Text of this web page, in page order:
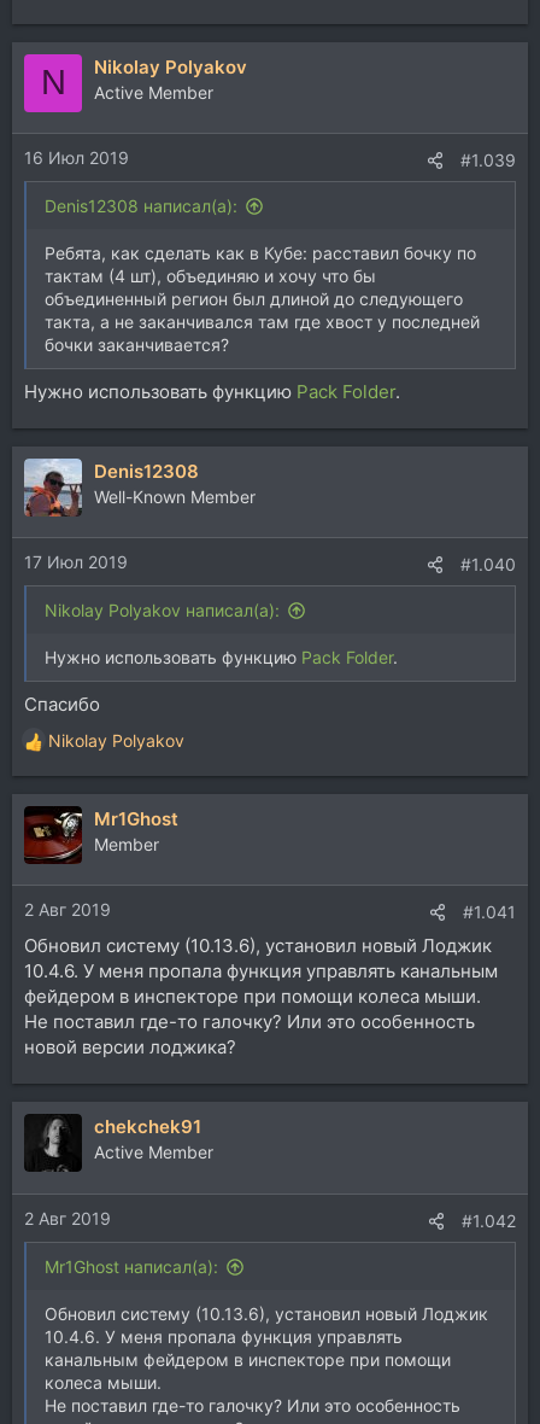
N Nikolay Polyakov
Active Member
16 Июл 2019 #1.039
Denis12308 написал(а):
Ребята, как сделать как в Кубе: расставил бочку по
тактам (4 шт), объединяю и хочу что бы
объединенный регион был длиной до следующего
такта, а не заканчивался там где хвост у последней
бочки заканчивается?
Нужно использовать функцию Pack Folder.
Denis12308
Well-Known Member
17 Июл 2019 #1.040
Nikolay Polyakov написал(а):
Нужно использовать функцию Pack Folder.
Спасибо
Р
е
а
к
ц
и
и
:
Nikolay Polyakov
Mr1Ghost
Member
2 Авг 2019 #1.041
Обновил систему (10.13.6), установил новый Лоджик
10.4.6. У меня пропала функция управлять канальным
фейдером в инспекторе при помощи колеса мыши.
Не поставил где-то галочку? Или это особенность
новой версии лоджика?
chekchek91
Active Member
2 Авг 2019 #1.042
Mr1Ghost написал(а):
Обновил систему (10.13.6), установил новый Лоджик
10.4.6. У меня пропала функция управлять
канальным фейдером в инспекторе при помощи
колеса мыши.
Не поставил где-то галочку? Или это особенность